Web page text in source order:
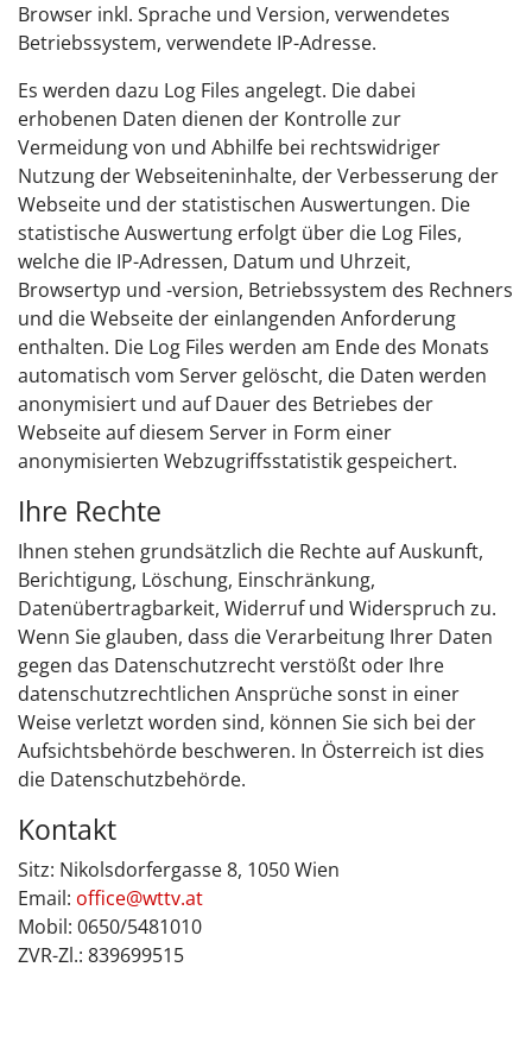
Browser inkl. Sprache und Version, verwendetes
Betriebssystem, verwendete IP-Adresse.
Es werden dazu Log Files angelegt. Die dabei
erhobenen Daten dienen der Kontrolle zur
Vermeidung von und Abhilfe bei rechtswidriger
Nutzung der Webseiteninhalte, der Verbesserung der
Webseite und der statistischen Auswertungen. Die
statistische Auswertung erfolgt über die Log Files,
welche die IP-Adressen, Datum und Uhrzeit,
Browsertyp und -version, Betriebssystem des Rechners
und die Webseite der einlangenden Anforderung
enthalten. Die Log Files werden am Ende des Monats
automatisch vom Server gelöscht, die Daten werden
anonymisiert und auf Dauer des Betriebes der
Webseite auf diesem Server in Form einer
anonymisierten Webzugriffsstatistik gespeichert.
Ihre Rechte
Ihnen stehen grundsätzlich die Rechte auf Auskunft,
Berichtigung, Löschung, Einschränkung,
Datenübertragbarkeit, Widerruf und Widerspruch zu.
Wenn Sie glauben, dass die Verarbeitung Ihrer Daten
gegen das Datenschutzrecht verstößt oder Ihre
datenschutzrechtlichen Ansprüche sonst in einer
Weise verletzt worden sind, können Sie sich bei der
Aufsichtsbehörde beschweren. In Österreich ist dies
die Datenschutzbehörde.
Kontakt
Sitz: Nikolsdorfergasse 8, 1050 Wien
Email: office@wttv.at
Mobil: 0650/5481010
ZVR-Zl.: 839699515